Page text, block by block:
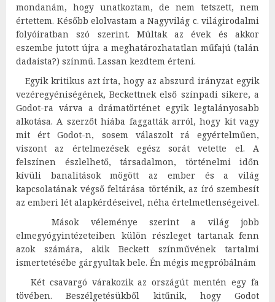
mondanám, hogy unatkoztam, de nem tetszett, nem
értettem. Később elolvastam a Nagyvilág c. világirodalmi
folyóiratban szó szerint. Múltak az évek és akkor
eszembe jutott újra a meghatározhatatlan műfajú (talán
dadaista?) színmű. Lassan kezdtem érteni.
Egyik kritikus azt írta, hogy az abszurd irányzat egyik
vezéregyéniségének, Beckettnek első színpadi sikere, a
Godot-ra várva a drámatörténet egyik legtalányosabb
alkotása. A szerzőt hiába faggatták arról, hogy kit vagy
mit ért Godot-n, sosem válaszolt rá egyértelműen,
viszont az értelmezések egész sorát vetette el. A
felszínen észlelhető, társadalmon, történelmi időn
kívüli banalitások mögött az ember és a világ
kapcsolatának végső feltárása történik, az író szembesít
az emberi lét alapkérdéseivel, néha értelmetlenségeivel.
Mások véleménye szerint a világ jobb
elmegyógyintézeteiben külön részleget tartanak fenn
azok számára, akik Beckett színművének tartalmi
ismertetésébe gárgyultak bele. Én mégis megpróbálnám
Két csavargó várakozik az országút mentén egy fa
tövében. Beszélgetésükből kitűnik, hogy Godot